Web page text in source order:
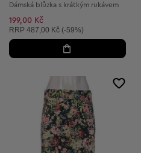
Dámská blůzka s krátkým rukávem
199,00 Kč
Doporučená cena:
RRP 487,00 Kč (-59%)